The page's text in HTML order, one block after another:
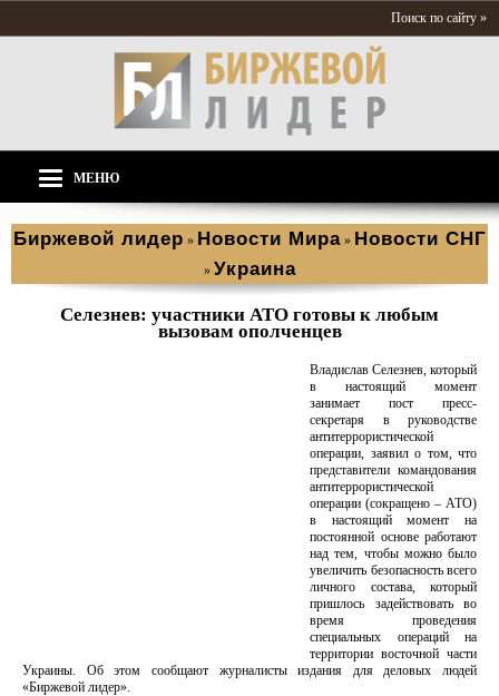
Поиск по сайту »
МЕНЮ
Биржевой лидер » Новости Мира » Новости СНГ
» Украина
Селезнев: участники АТО готовы к любым
вызовам ополченцев
Владислав Селезнев, который
в настоящий момент
занимает пост пресс-
секретаря в руководстве
антитеррористической
операции, заявил о том, что
представители командования
антитеррористической
операции (сокращено – АТО)
в настоящий момент на
постоянной основе работают
над тем, чтобы можно было
увеличить безопасность всего
личного состава, который
пришлось задействовать во
время проведения
специальных операций на
территории восточной части
Украины. Об этом сообщают журналисты издания для деловых людей
«Биржевой лидер».